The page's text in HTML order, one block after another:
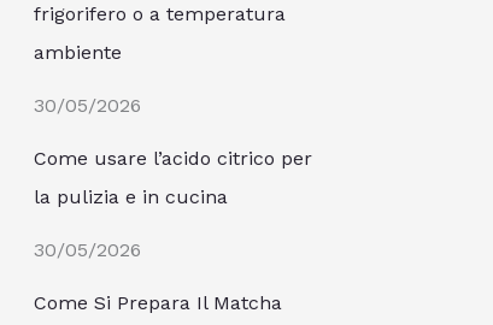
frigorifero o a temperatura
ambiente
30/05/2026
Come usare l’acido citrico per
la pulizia e in cucina
30/05/2026
Come Si Prepara Il Matcha